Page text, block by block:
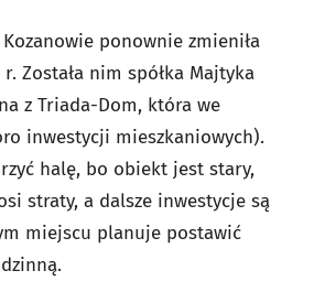
ponownie zmieniła
r. Została nim spółka Majtyka
z Triada-Dom, która we
inwestycji mieszkaniowych).
halę, bo obiekt jest stary,
straty, a dalsze inwestycje są
miejscu planuje postawić